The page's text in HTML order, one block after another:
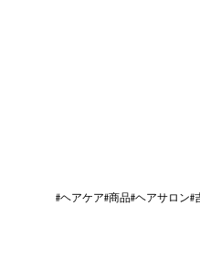
#ヘアケア#商品#ヘアサロン#